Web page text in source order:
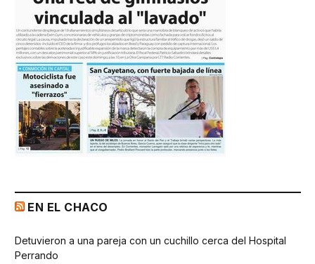
EN EL CHACO
Detuvieron a una pareja con un cuchillo cerca del Hospital
Perrando